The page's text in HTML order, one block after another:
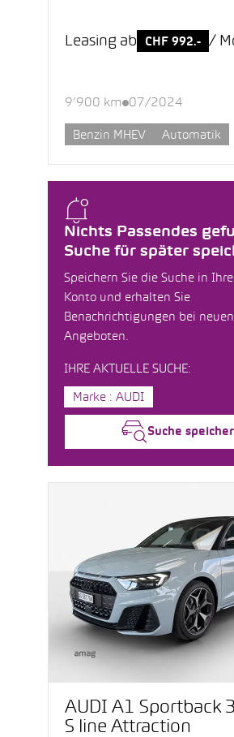
Nichts Passendes
Suche für später
Speichern Sie die Suche in
Konto und erhalten Sie
Benachrichtigungen bei
Angeboten.
IHRE AKTUELLE SUCHE:
Marke : AUDI
Suche
Leasing ab CHF 992.- /
9’900 km 07/2024
Benzin MHEV Automatik
AUDI A1 Sportback
S line Attraction